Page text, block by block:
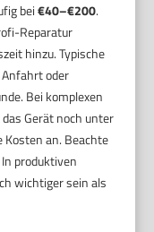
bei€40–€200.
Reparatur
hinzu. Typische
oder
Bei komplexen
Gerät noch unter
an. Beachte
produktiven
wichtiger sein als